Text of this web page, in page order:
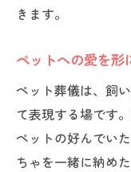
きます。
ペットへの愛を形
ペット葬儀は、飼
て表現する場です
ペットの好んでい
ちゃを一緒に納め